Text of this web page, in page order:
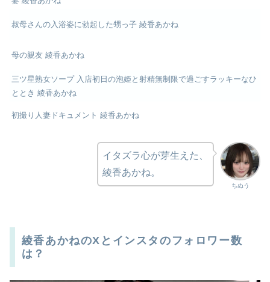
叔母さんの入浴姿に勃起した甥っ子 綾香あかね
母の親友 綾香あかね
三ツ星熟女ソープ 入店初日の泡姫と射精無制限で過ごすラッキーなひ
ととき 綾香あかね
初撮り人妻ドキュメント 綾香あかね
ちぬう
イタズラ心が芽生えた、
綾香あかね。
綾香あかねのXとインスタのフォロワー数
は？